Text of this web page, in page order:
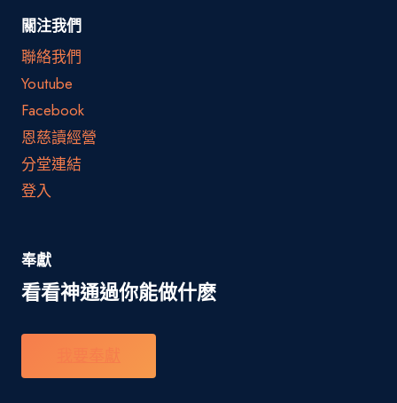
關注我們
聯絡我們
Youtube
Facebook
恩慈讀經營
分堂連結
登入
奉獻
看看神通過你能做什麽